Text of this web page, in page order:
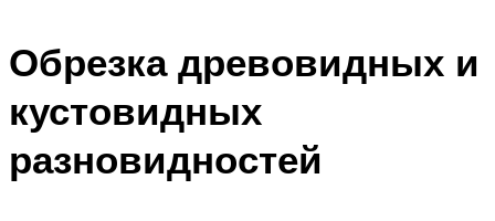
Обрезка древовидных и
кустовидных
разновидностей